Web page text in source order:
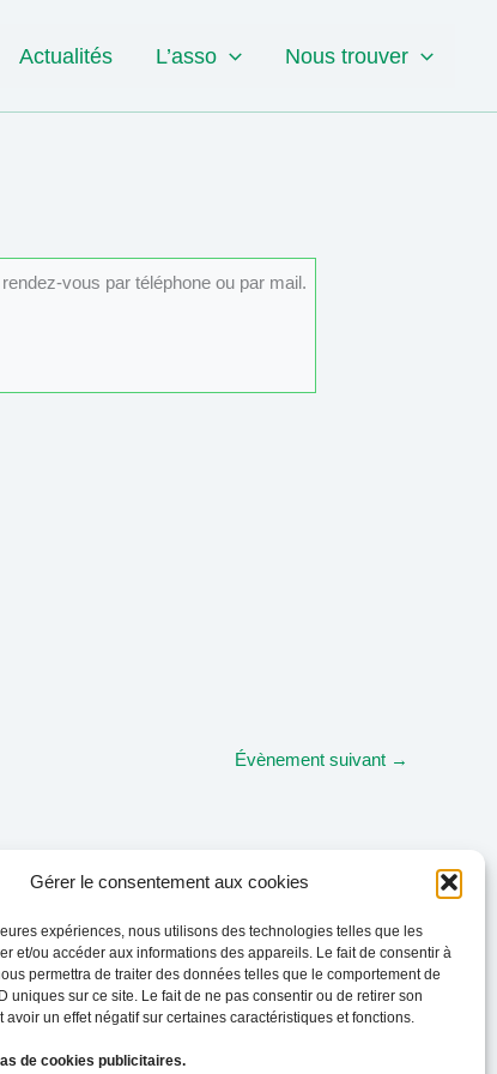
Gérer le consentement aux cookies
expériences, nous utilisons des technologies telles que les
et/ou accéder aux informations des appareils. Le fait de consentir à
permettra de traiter des données telles que le comportement de
uniques sur ce site. Le fait de ne pas consentir ou de retirer son
avoir un effet négatif sur certaines caractéristiques et fonctions.
de cookies publicitaires.
Actualités L’asso Nous trouver
vous par téléphone ou par mail.
Évènement suivant →